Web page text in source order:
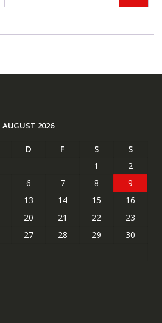
AUGUST 2026
D F S
S
1
2
6 7 8
9
13 14 15
16
20 21 22
23
27 28 29
30